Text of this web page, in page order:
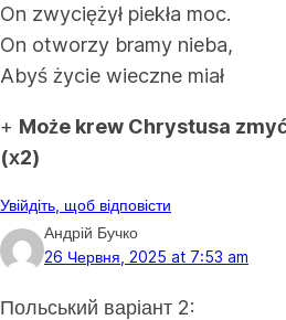
On zwyciężył piekła moc.
On otworzy bramy nieba,
Abyś życie wieczne miał
+ Może krew Chrystusa
(х2)
Увійдіть, щоб відповісти
Андрій Бучко
26 Червня, 2025 at 7:53 am
Польський варіант 2: